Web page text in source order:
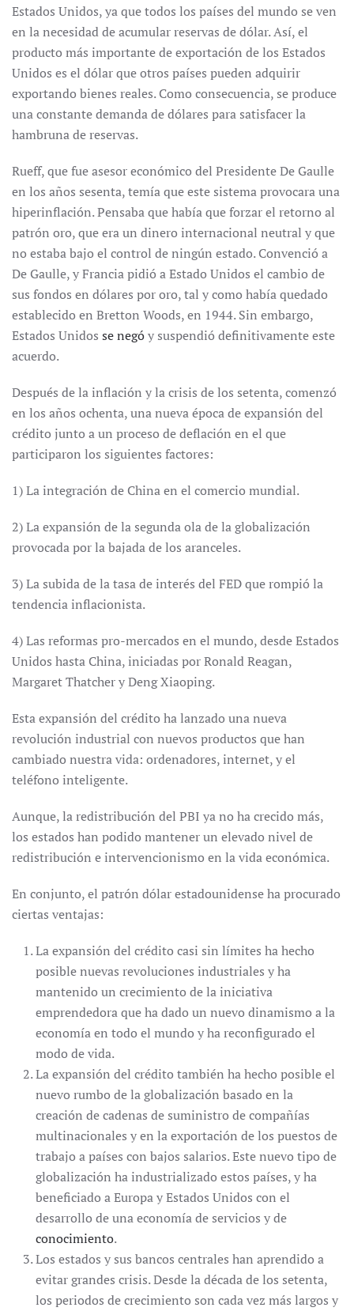
Estados Unidos, ya que todos los países del mundo se ven
en la necesidad de acumular reservas de dólar. Así, el
producto más importante de exportación de los Estados
Unidos es el dólar que otros países pueden adquirir
exportando bienes reales. Como consecuencia, se produce
una constante demanda de dólares para satisfacer la
hambruna de reservas.
Rueff, que fue asesor económico del Presidente De Gaulle
en los años sesenta, temía que este sistema provocara una
hiperinflación. Pensaba que había que forzar el retorno al
patrón oro, que era un dinero internacional neutral y que
no estaba bajo el control de ningún estado. Convenció a
De Gaulle, y Francia pidió a Estado Unidos el cambio de
sus fondos en dólares por oro, tal y como había quedado
establecido en Bretton Woods, en 1944. Sin embargo,
Estados Unidos se negóy suspendió definitivamente este
acuerdo.
Después de la inflación y la crisis de los setenta, comenzó
en los años ochenta, una nueva época de expansión del
crédito junto a un proceso de deflación en el que
participaron los siguientes factores:
1) La integración de China en el comercio mundial.
2) La expansión de la segunda ola de la globalización
provocada por la bajada de los aranceles.
3) La subida de la tasa de interés del FED que rompió la
tendencia inflacionista.
4) Las reformas pro-mercados en el mundo, desde Estados
Unidos hasta China, iniciadas por Ronald Reagan,
Margaret Thatcher y Deng Xiaoping.
Esta expansión del crédito ha lanzado una nueva
revolución industrial con nuevos productos que han
cambiado nuestra vida: ordenadores, internet, y el
teléfono inteligente.
Aunque, la redistribución del PBI ya no ha crecido más,
los estados han podido mantener un elevado nivel de
redistribución e intervencionismo en la vida económica.
En conjunto, el patrón dólar estadounidense ha procurado
ciertas ventajas:
La expansión del crédito casi sin límites ha hecho
posible nuevas revoluciones industriales y ha
mantenido un crecimiento de la iniciativa
emprendedora que ha dado un nuevo dinamismo a la
economía en todo el mundo y ha reconfigurado el
modo de vida.
La expansión del crédito también ha hecho posible el
nuevo rumbo de la globalización basado en la
creación de cadenas de suministro de compañías
multinacionales y en la exportación de los puestos de
trabajo a países con bajos salarios. Este nuevo tipo de
globalización ha industrializado estos países, y ha
beneficiado a Europa y Estados Unidos con el
desarrollo de una economía de servicios y de
conocimiento.
Los estados y sus bancos centrales han aprendido a
evitar grandes crisis. Desde la década de los setenta,
los periodos de crecimiento son cada vez más largos y